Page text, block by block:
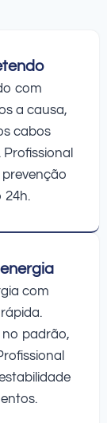
com
a causa,
cabos
24h.
com
no padrão,